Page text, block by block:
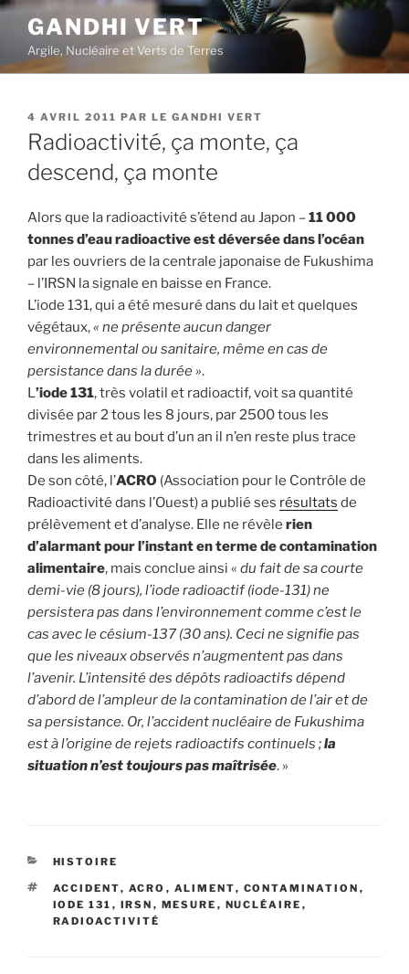
Aller
contenu
principal
GANDHI VERT
Argile, Nucléaire et Verts de Terres
PUBLIÉ
LE
4 AVRIL 2011 PAR LE GANDHI VERT
Radioactivité, ça monte, ça
descend, ça monte
Alors que la radioactivité s’étend au Japon –11 000
tonnes d’eau radioactive est déversée dans l’océan
par les ouvriers de la centrale japonaise de Fukushima
– l’IRSN la signale en baisse en France.
L’iode 131, qui a été mesuré dans du lait et quelques
végétaux,« ne présente aucun danger
environnemental ou sanitaire, même en cas de
persistance dans la durée ».
L’iode 131, très volatil et radioactif, voit sa quantité
divisée par 2 tous les 8 jours, par 2500 tous les
trimestres et au bout d’un an il n’en reste plus trace
dans les aliments.
De son côté, l’ACRO (Association pour le Contrôle de
Radioactivité dans l’Ouest) a publié ses résultats de
prélèvement et d’analyse. Elle ne révèle rien
d’alarmant pour l’instant en terme de contamination
alimentaire, mais conclue ainsi « du fait de sa courte
demi-vie (8 jours), l’iode radioactif (iode-131) ne
persistera pas dans l’environnement comme c’est le
cas avec le césium-137 (30 ans). Ceci ne signifie pas
que les niveaux observés n’augmentent pas dans
l’avenir. L’intensité des dépôts radioactifs dépend
d’abord de l’ampleur de la contamination de l’air et de
sa persistance. Or, l’accident nucléaire de Fukushima
est à l’origine de rejets radioactifs continuels ;la
situation n’est toujours pas maîtrisée. »
CATÉGORIES
HISTOIRE
ÉTIQUETTES
ACCIDENT, ACRO , ALIMENT, CONTAMINATION ,
IODE 131 , IRSN , MESURE , NUCLÉAIRE ,
RADIOACTIVITÉ